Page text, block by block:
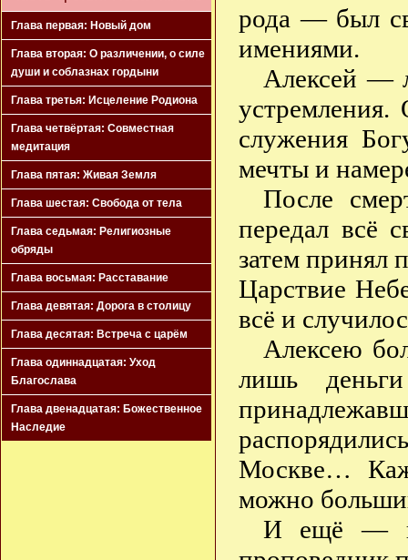
Глава первая: Новый дом
Глава вторая: О различении, о силе
души и соблазнах гордыни
Глава третья: Исцеление Родиона
Глава четвёртая: Совместная
медитация
Глава пятая: Живая Земля
Глава шестая: Свобода от тела
Глава седьмая: Религиозные
обряды
Глава восьмая: Расставание
Глава девятая: Дорога в столицу
Глава десятая: Встреча с царём
Глава одиннадцатая: Уход
Благослава
Глава двенадцатая: Божественное
Наследие
рода — был
имениями.
Алексей —
устремления.
служения
мечты и
После
передал всё
затем принял
Царствие
всё и
Алексею
лишь
Москве…
можно
И ещё —